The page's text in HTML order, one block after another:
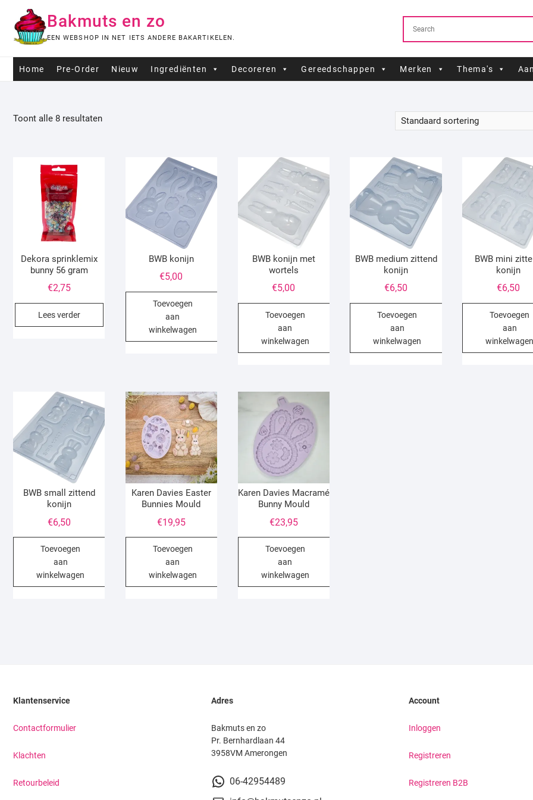
naar
Bakmuts en zo
EEN WEBSHOP IN NET IETS ANDERE BAKARTIKELEN.
Home Pre-Order Nieuw Ingrediënten Decoreren Gereedschappen Merken Thema's
Toont alle 8 resultaten
Dekora sprinklemix
bunny 56 gram
€2,75
Lees verder
BWB konijn
€5,00
Toevoegen
aan
winkelwagen
BWB konijn met
wortels
€5,00
Toevoegen
aan
winkelwagen
BWB medium zittend
konijn
€6,50
Toevoegen
aan
winkelwagen
BWB mini
konijn
€6,50
Toevoegen
aan
BWB small zittend
konijn
€6,50
Toevoegen
aan
winkelwagen
Karen Davies Easter
Bunnies Mould
€19,95
Toevoegen
aan
winkelwagen
Karen Davies Macramé
Bunny Mould
€23,95
Toevoegen
aan
winkelwagen
Klantenservice
Contactformulier
Klachten
Retourbeleid
Adres
Bakmuts en zo
Pr. Bernhardlaan 44
3958VM Amerongen
06-42954489
Account
Inloggen
Registreren
Registreren B2B